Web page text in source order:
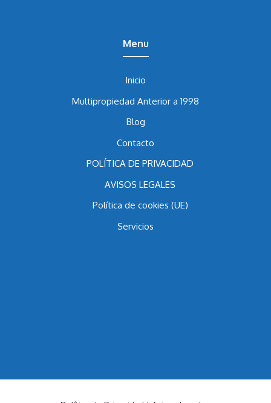
Inicio
Multipropiedad Anterior a 1998
Blog
Contacto
POLÍTICA DE PRIVACIDAD
AVISOS LEGALES
Política de cookies (UE)